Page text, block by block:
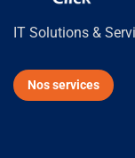
IT Solutions &
Nos services